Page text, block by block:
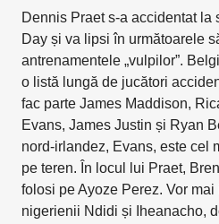
Dennis Praet s-a accidentat la
Day și va lipsi în următoarele
antrenamentele „vulpilor”.
o listă lungă de jucători
fac parte James Maddison,
Evans, James Justin și Ryan
nord-irlandez, Evans, este cel
pe teren. În locul lui Praet,
folosi pe Ayoze Perez. Vor
nigerienii Ndidi și Iheanacho,